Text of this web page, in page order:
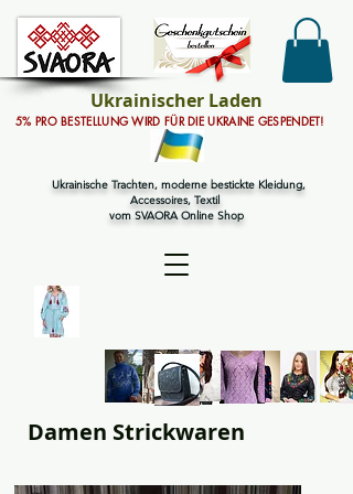
Ukrainische Trachten, moderne bestickte Kleidung,
Accessoires, Textil
vom SVAORA Online Shop
5% PRO BESTELLUNG WIRD FÜR DIE UKRAINE GESPENDET!
Ukrainischer Laden
Damen Strickwaren